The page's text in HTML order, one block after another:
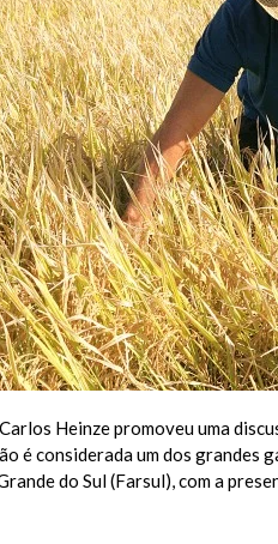
Heinze promoveu uma
é considerada um dos grandes
do Sul (Farsul), com a